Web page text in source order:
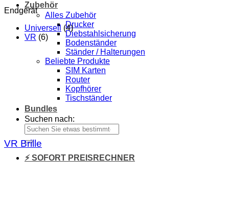
Zubehör
Alles Zubehör
Drucker
Diebstahlsicherung
Bodenständer
Ständer / Halterungen
Beliebte Produkte
SIM Karten
Router
Kopfhörer
Tischständer
Bundles
Suchen nach:
⚡ SOFORT PREISRECHNER
Endgerät
Universell (4)
VR (6)
VR Brille